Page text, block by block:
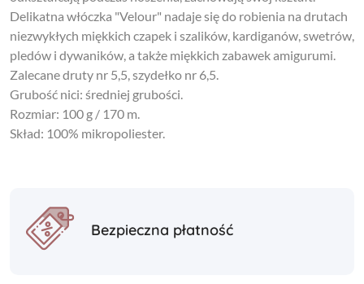
Delikatna włóczka "Velour" nadaje się do robienia na drutach
niezwykłych miękkich czapek i szalików, kardiganów, swetrów,
pledów i dywaników, a także miękkich zabawek amigurumi.
Zalecane druty nr 5,5, szydełko nr 6,5.
Grubość nici: średniej grubości.
Rozmiar: 100 g / 170 m.
Skład: 100% mikropoliester.
Bezpieczna płatność